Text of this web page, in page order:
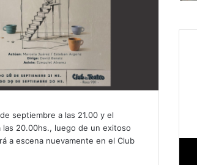
septiembre a las 21.00 y el
las 20.00hs., luego de un exitoso
a escena nuevamente en el Club